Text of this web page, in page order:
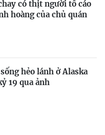
có thịt người tố cáo
hoàng của chủ quán
hẻo lánh ở Alaska
19 qua ảnh